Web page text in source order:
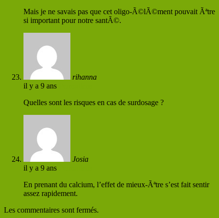
Mais je ne savais pas que cet oligo-Ã©lÃ©ment pouvait Ãªtre
si important pour notre santÃ©.
rihanna
il y a 9 ans
Quelles sont les risques en cas de surdosage ?
Josia
il y a 9 ans
En prenant du calcium, l’effet de mieux-Ãªtre s’est fait sentir
assez rapidement.
Les commentaires sont fermés.